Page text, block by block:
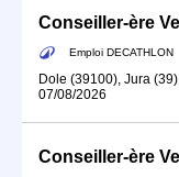
Emploi DECATHLON
Dole (39100), Jura
07/08/2026